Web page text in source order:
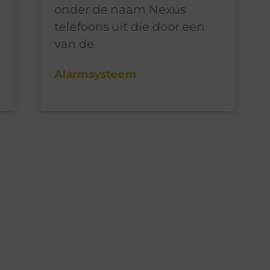
onder de naam Nexus
telefoons uit die door een
van de
Alarmsysteem